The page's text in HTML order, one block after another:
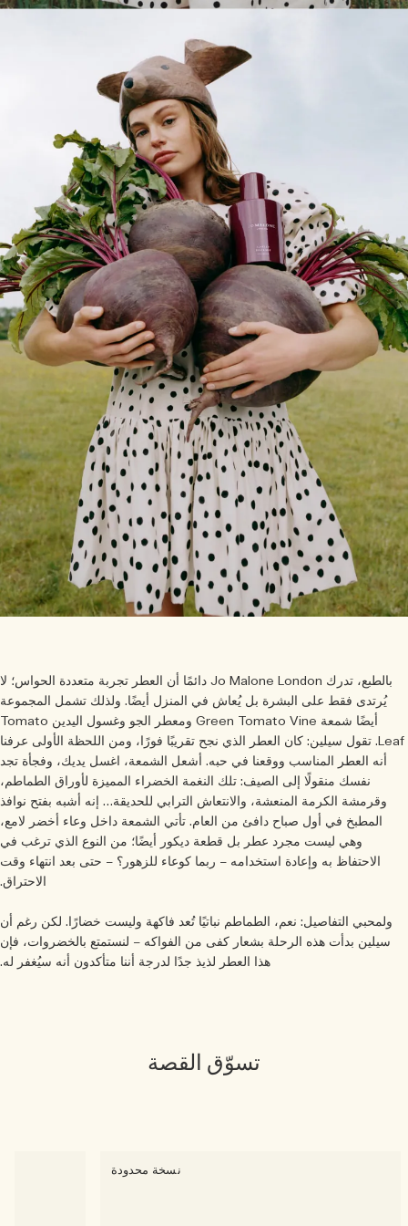
بالطبع، تدرك Jo Malone London دائمًا أن العطر تجربة متعددة الحواس؛ لا
يُرتدى فقط على البشرة بل يُعاش في المنزل أيضًا. ولذلك تشمل المجموعة
أيضًا شمعة Green Tomato Vine ومعطر الجو وغسول اليدين Tomato
Leaf. تقول سيلين: كان العطر الذي نجح تقريبًا فورًا، ومن اللحظة الأولى عرفنا
أنه العطر المناسب ووقعنا في حبه. أشعل الشمعة، اغسل يديك، وفجأة تجد
نفسك منقولًا إلى الصيف: تلك النغمة الخضراء المميزة لأوراق الطماطم،
وقرمشة الكرمة المنعشة، والانتعاش الترابي للحديقة… إنه أشبه بفتح نوافذ
المطبخ في أول صباح دافئ من العام. تأتي الشمعة داخل وعاء أخضر لامع،
وهي ليست مجرد عطر بل قطعة ديكور أيضًا؛ من النوع الذي ترغب في
الاحتفاظ به وإعادة استخدامه – ربما كوعاء للزهور؟ – حتى بعد انتهاء وقت
الاحتراق.
ولمحبي التفاصيل: نعم، الطماطم نباتيًا تُعد فاكهة وليست خضارًا. لكن رغم أن
سيلين بدأت هذه الرحلة بشعار كفى من الفواكه – لنستمتع بالخضروات، فإن
هذا العطر لذيذ جدًا لدرجة أننا متأكدون أنه سيُغفر له.
تسوّق القصة
نسخة محدودة